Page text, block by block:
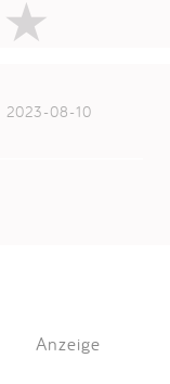
2023-08-10
Anzeige